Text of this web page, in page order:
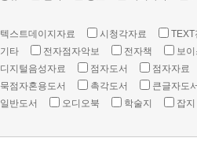
텍스트데이지자료 시청각자료
TEXT
기타
전자점자악보 전자책
보
디지털음성자료
점자도서
점자자료
묵점자혼용도서
촉각도서
큰글자도
일반도서
오디오북 학술지 잡지